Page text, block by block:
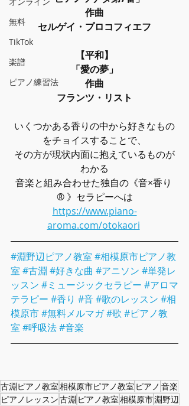
無料
TikTok
楽譜
ピアノ練習法
作曲
セルゲイ・プロコフィエフ
【平和】
「愛の夢」
作曲
フランツ・リスト
いくつかある香りの中から好きなもの
をチョイスすることで、
その方が現状内面に抱えているものが
わかる
音楽と組み合わせた独自の《音×香り
® 》セラピーへは
https://www.piano-
aroma.com/otokaori
#淵野辺ピアノ教室#相模原市ピアノ教
室#古淵 #好きな曲 #アニソン #単発レ
ッスン #ミュージックセラピー #アロマ
テラピー #香り #音#歌のレッスン #相
模原市#無料メルマガ#歌 #ピアノ教
室#呼吸法#音楽
古淵ピアノ教室相模原市ピアノ教室 ピアノ 音楽
ピアノレッスン古淵 ピアノ教室相模原市淵野辺